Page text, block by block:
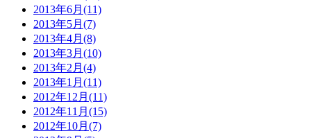
2013年6月(11)
2013年5月(7)
2013年4月(8)
2013年3月(10)
2013年2月(4)
2013年1月(11)
2012年12月(11)
2012年11月(15)
2012年10月(7)